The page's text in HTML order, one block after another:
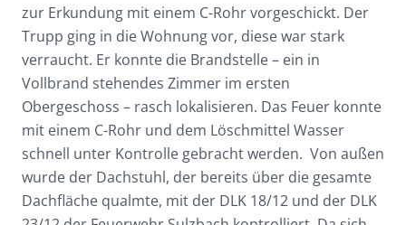
zur Erkundung mit einem C-Rohr vorgeschickt. Der
Trupp ging in die Wohnung vor, diese war stark
verraucht. Er konnte die Brandstelle – ein in
Vollbrand stehendes Zimmer im ersten
Obergeschoss – rasch lokalisieren. Das Feuer konnte
mit einem C-Rohr und dem Löschmittel Wasser
schnell unter Kontrolle gebracht werden. Von außen
wurde der Dachstuhl, der bereits über die gesamte
Dachfläche qualmte, mit der DLK 18/12 und der DLK